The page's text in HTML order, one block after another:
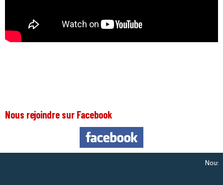
Nous rejoindre sur Facebook
Nous